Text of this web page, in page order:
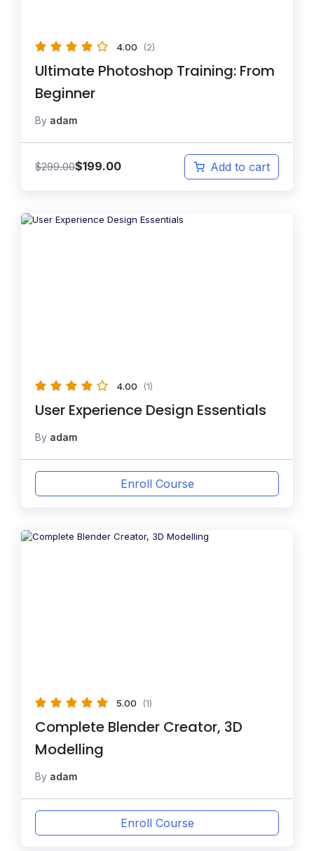
4.00 (2)
Ultimate Photoshop Training: From
Beginner
By adam
$299.00$199.00 Add to cart
4.00 (1)
User Experience Design Essentials
By adam
Enroll Course
5.00 (1)
Complete Blender Creator, 3D
Modelling
By adam
Enroll Course